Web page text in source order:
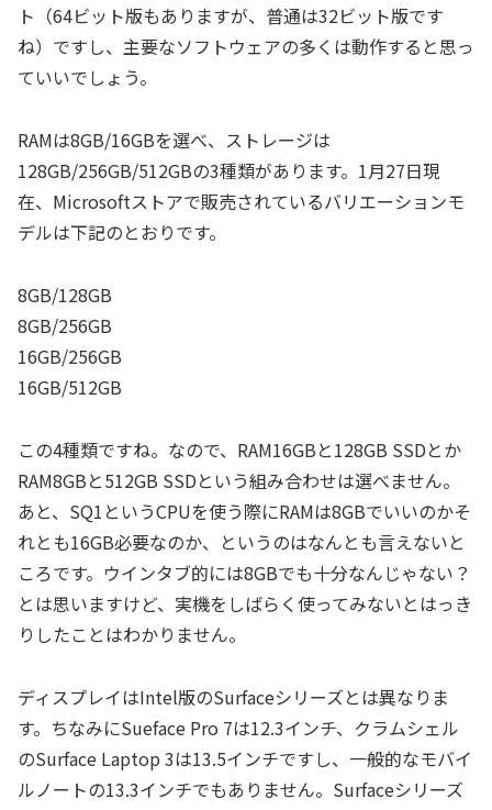
ト（64ビット版もありますが、普通は32ビット版です
ね）ですし、主要なソフトウェアの多くは動作すると思っ
ていいでしょう。
RAMは8GB/16GBを選べ、ストレージは
128GB/256GB/512GBの3種類があります。1月27日現
在、Microsoftストアで販売されているバリエーションモ
デルは下記のとおりです。
8GB/128GB
8GB/256GB
16GB/256GB
16GB/512GB
この4種類ですね。なので、RAM16GBと128GB SSDとか
RAM8GBと512GB SSDという組み合わせは選べません。
あと、SQ1というCPUを使う際にRAMは8GBでいいのかそ
れとも16GB必要なのか、というのはなんとも言えないと
ころです。ウインタブ的には8GBでも十分なんじゃない？
とは思いますけど、実機をしばらく使ってみないとはっき
りしたことはわかりません。
ディスプレイはIntel版のSurfaceシリーズとは異なりま
す。ちなみにSueface Pro 7は12.3インチ、クラムシェル
のSurface Laptop 3は13.5インチですし、一般的なモバイ
ルノートの13.3インチでもありません。Surfaceシリーズ